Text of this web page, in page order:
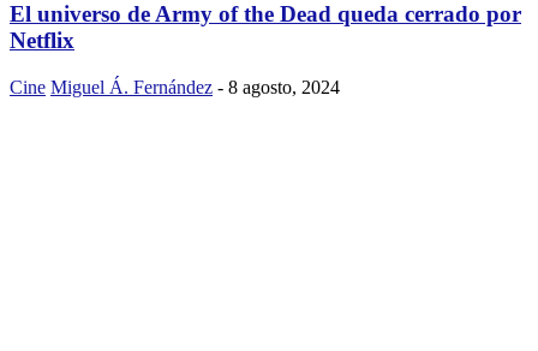
El universo de Army of the Dead queda cerrado por
Netflix
Cine Miguel Á. Fernández - 8 agosto, 2024